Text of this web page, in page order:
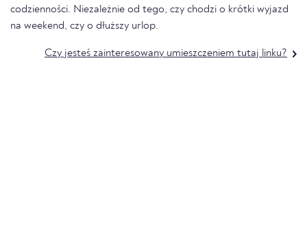
codzienności. Niezależnie od tego, czy chodzi o krótki wyjazd
na weekend, czy o dłuższy urlop.
Czy jesteś zainteresowany umieszczeniem tutaj linku?